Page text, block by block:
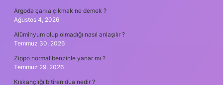
Argoda çarka çıkmak ne demek ?
Ağustos 4, 2026
Alüminyum olup olmadığı nasıl anlaşılır ?
Temmuz 30, 2026
Zippo normal benzinle yanar mı ?
Temmuz 29, 2026
Kıskançlığı bitiren dua nedir ?